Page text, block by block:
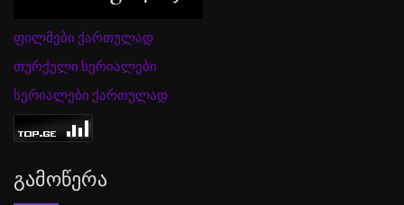
ფილმები ქართულად
თურქული სერიალები
სერიალები ქართულად
Გამოწერა